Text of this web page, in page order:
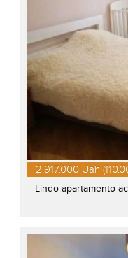
2.917.000 Uah
Lindo apartamento